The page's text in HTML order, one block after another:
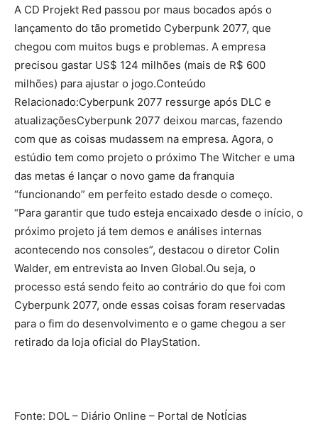
A CD Projekt Red passou por maus bocados após o
lançamento do tão prometido Cyberpunk 2077, que
chegou com muitos bugs e problemas. A empresa
precisou gastar US$ 124 milhões (mais de R$ 600
milhões) para ajustar o jogo.Conteúdo
Relacionado:Cyberpunk 2077 ressurge após DLC e
atualizaçõesCyberpunk 2077 deixou marcas, fazendo
com que as coisas mudassem na empresa. Agora, o
estúdio tem como projeto o próximo The Witcher e uma
das metas é lançar o novo game da franquia
“funcionando” em perfeito estado desde o começo.
“Para garantir que tudo esteja encaixado desde o início, o
próximo projeto já tem demos e análises internas
acontecendo nos consoles”, destacou o diretor Colin
Walder, em entrevista ao Inven Global.Ou seja, o
processo está sendo feito ao contrário do que foi com
Cyberpunk 2077, onde essas coisas foram reservadas
para o fim do desenvolvimento e o game chegou a ser
retirado da loja oficial do PlayStation.
Fonte: DOL – Diário Online – Portal de NotÍcias